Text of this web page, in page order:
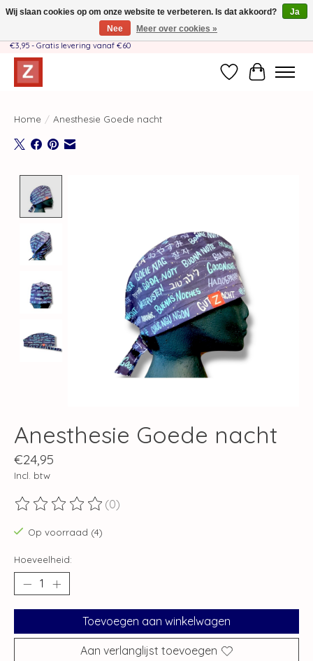
Handgemaakt door moeder-dochterteam❤️ - Verzendkosten BE & NL SLECHTS
€3,95 - Gratis levering vanaf €60
Verlanglijst
Home / Anesthesie Goede nacht
Anesthesie Goede nacht
€24,95
Incl. btw
De beoordeling van dit product is
(0)
Op voorraad (4)
Hoeveelheid:
Toevoegen aan winkelwagen
Aan verlanglijst toevoegen
Wij slaan cookies op om onze website te verbeteren. Is dat akkoord?
Ja
Nee
Meer over cookies »